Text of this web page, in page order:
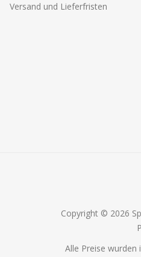
Versand und Lieferfristen
Copyright © 2026
Alle Preise wurden